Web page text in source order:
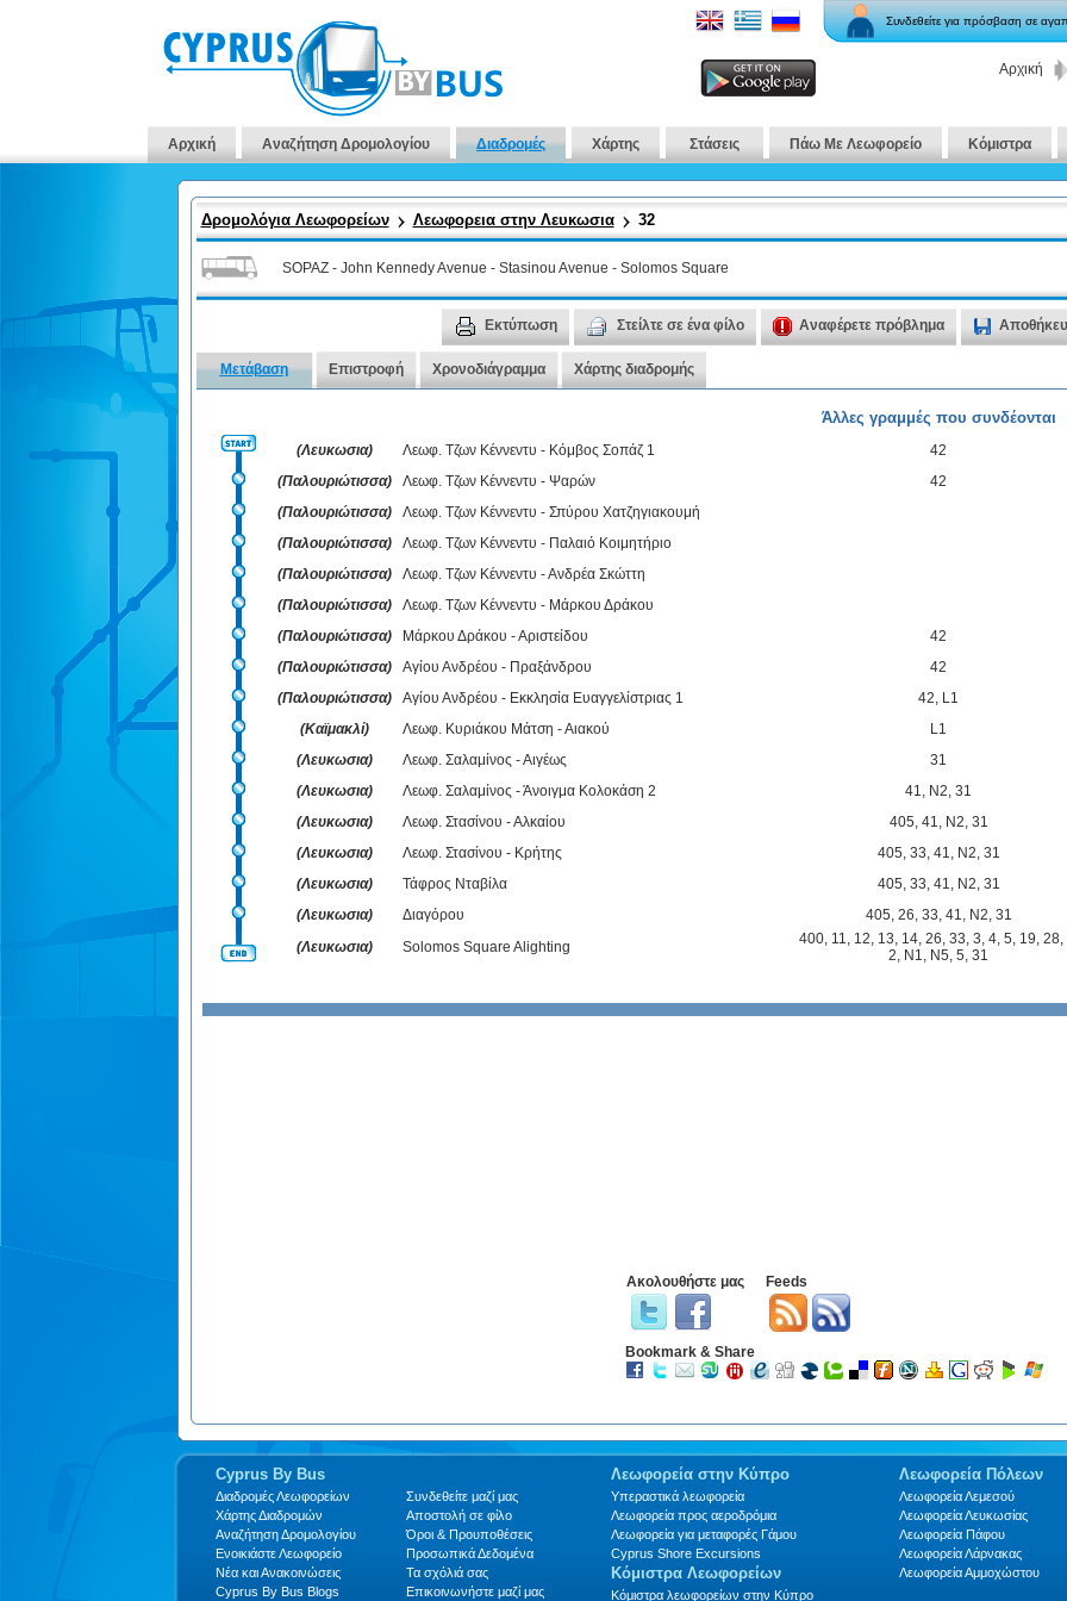
Συνδεθείτε για πρόσβαση σε
Αρχική
Αρχική Αναζήτηση Δρομολογίου Διαδρομές Χάρτης Στάσεις Πάω Με Λεωφορείο Κόμιστρα
Δρομολόγια Λεωφορείων Λεωφορεια στην Λευκωσια 32
SOPAZ - John Kennedy Avenue - Stasinou Avenue - Solomos Square
Εκτύπωση Στείλτε σε ένα φίλο Αναφέρετε πρόβλημα
Μετάβαση Επιστροφή Χρονοδιάγραμμα Χάρτης διαδρομής
Άλλες γραμμές που συνδέονται
(Λευκωσια) Λεωφ. Τζων Κέννεντυ - Κόμβος Σοπάζ 1
42
(Παλουριώτισσα)
Λεωφ. Τζων Κέννεντυ - Ψαρών
42
(Παλουριώτισσα)
Λεωφ. Τζων Κέννεντυ - Σπύρου Χατζηγιακουμή
(Παλουριώτισσα)
Λεωφ. Τζων Κέννεντυ - Παλαιό Κοιμητήριο
(Παλουριώτισσα)
Λεωφ. Τζων Κέννεντυ - Ανδρέα Σκώττη
(Παλουριώτισσα)
Λεωφ. Τζων Κέννεντυ - Μάρκου Δράκου
(Παλουριώτισσα)
Μάρκου Δράκου - Αριστείδου
42
(Παλουριώτισσα)
Αγίου Ανδρέου - Πραξάνδρου
42
(Παλουριώτισσα)
Αγίου Ανδρέου - Εκκλησία Ευαγγελίστριας 1 42, L1
(Καϊμακλί)
Λεωφ. Κυριάκου Μάτση - Αιακού
L1
(Λευκωσια)
Λεωφ. Σαλαμίνος - Αιγέως
31
(Λευκωσια)
Λεωφ. Σαλαμίνος - Άνοιγμα Κολοκάση 2 41, N2, 31
(Λευκωσια)
Λεωφ. Στασίνου - Αλκαίου 405, 41, N2, 31
(Λευκωσια)
Λεωφ. Στασίνου - Κρήτης 405, 33, 41, N2, 31
(Λευκωσια)
Τάφρος Νταβίλα 405, 33, 41, N2, 31
(Λευκωσια)
Διαγόρου 405, 26, 33, 41, N2, 31
(Λευκωσια)
Solomos Square Alighting 400, 11, 12, 13, 14, 26, 33, 3, 4, 5, 19, 28,
2, N1, N5, 5, 31
Ακολουθήστε μας Feeds
Bookmark & Share
Cyprus By Bus
Διαδρομές Λεωφορείων
Συνδεθείτε μαζί μας
Xάρτης Διαδρομών
Αποστολή σε φίλο
Αναζήτηση Δρομολογίου
Όροι & Προυποθέσεις
Ενοικιάστε Λεωφορείο
Προσωπικά Δεδομένα
Νέα και Ανακοινώσεις
Τα σχόλιά σας
Cyprus By Bus Blogs
Επικοινωνήστε μαζί μας
Λεωφορεία στην Κύπρο
Υπεραστικά λεωφορεία
Λεωφορεία προς αεροδρόμια
Λεωφορεία για μεταφορές Γάμου
Cyprus Shore Excursions
Κόμιστρα Λεωφορείων
Κόμιστρα λεωφορείων στην Κύπρο
Λεωφορεία Πόλεων
Λεωφορεία Λεμεσού
Λεωφορεία Λευκωσίας
Λεωφορεία Πάφου
Λεωφορεία Λάρνακας
Λεωφορεία Αμμοχώστου